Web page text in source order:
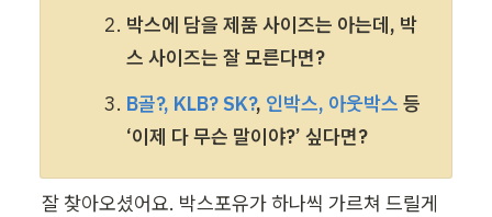
박스에 담을 제품 사이즈는 아는데, 박
스 사이즈는 잘 모른다면?
B골?, KLB? SK?, 인박스, 아웃박스 등
‘이제 다 무슨 말이야?’ 싶다면?
잘 찾아오셨어요. 박스포유가 하나씩 가르쳐 드릴게